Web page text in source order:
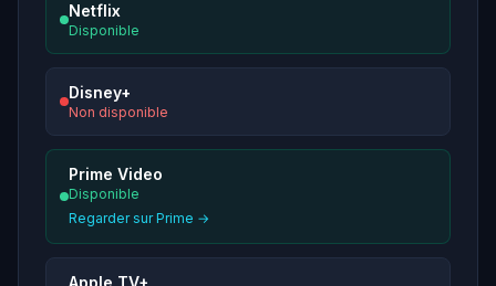
Netflix
Disponible
Disney+
Non disponible
Prime Video
Disponible
Regarder sur Prime →